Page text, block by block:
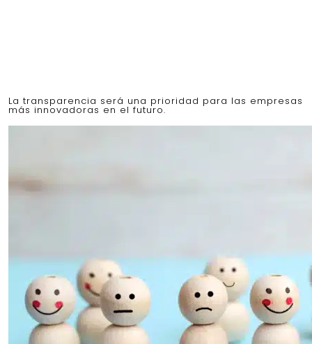
La transparencia será una prioridad para las empresas
más innovadoras en el futuro.